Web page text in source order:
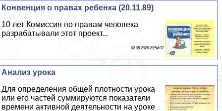
Конвенция о правах ребенка (20.11.89)
10 лет Комиссия по правам человека
разpaбатывали этот проект...
02 08 2026 20:54:37
Анализ урока
Для определения общей плотности урока
или его частей суммируются показатели
времени активной деятельности на уроке